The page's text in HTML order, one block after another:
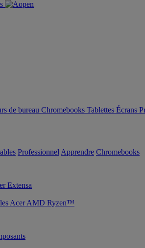
de bureau Chromebooks Tablettes Écrans
Professionnel Apprendre Chromebooks
Extensa
Acer AMD Ryzen™